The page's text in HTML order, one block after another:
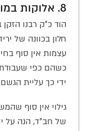
8. אלוקות במוחש בתוך המסחר
הוד כ"ק רבנו
חלון בכוונה של
עצמות אין סוף
כשהם כפי
ידי כך עליית הגשם
גילוי אין סוף
של חב"ד, הנה על